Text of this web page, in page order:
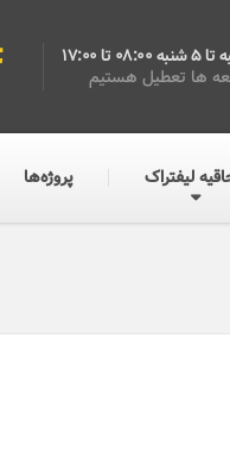
08:00 تا 17:00
ها تعطیل هستیم
لیفتراک پروژه‌ها